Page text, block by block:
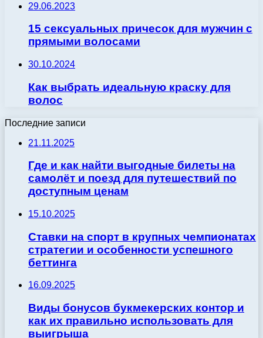
29.06.2023
15 сексуальных причесок для мужчин с
прямыми волосами
30.10.2024
Как выбрать идеальную краску для
волос
Последние записи
21.11.2025
Где и как найти выгодные билеты на
самолёт и поезд для путешествий по
доступным ценам
15.10.2025
Ставки на спорт в крупных чемпионатах
стратегии и особенности успешного
беттинга
16.09.2025
Виды бонусов букмекерских контор и
как их правильно использовать для
выигрыша